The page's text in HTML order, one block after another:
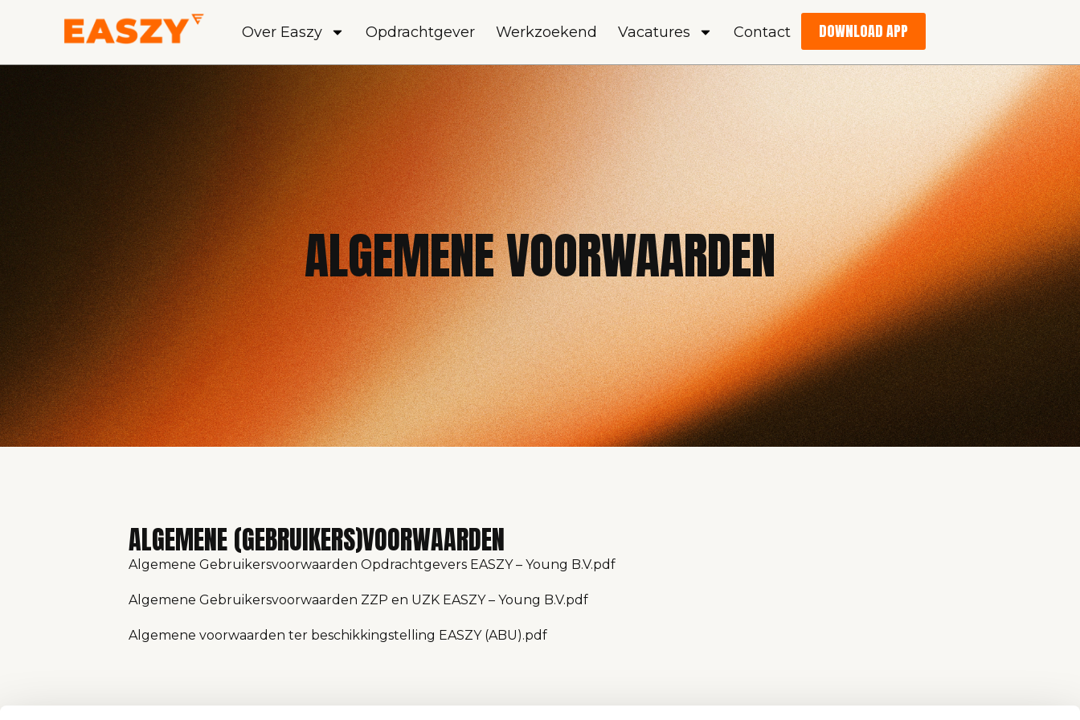
Over Easzy Opdrachtgever Werkzoekend Vacatures Contact DOWNLOAD APP
ALGEMENE VOORWAARDEN
ALGEMENE (GEBRUIKERS)VOORWAARDEN
Algemene Gebruikersvoorwaarden Opdrachtgevers EASZY – Young B.V.pdf
Algemene Gebruikersvoorwaarden ZZP en UZK EASZY – Young B.V.pdf
Algemene voorwaarden ter beschikkingstelling EASZY (ABU).pdf